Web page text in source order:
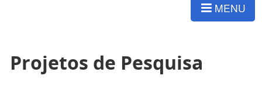
MENU
Projetos de Pesquisa